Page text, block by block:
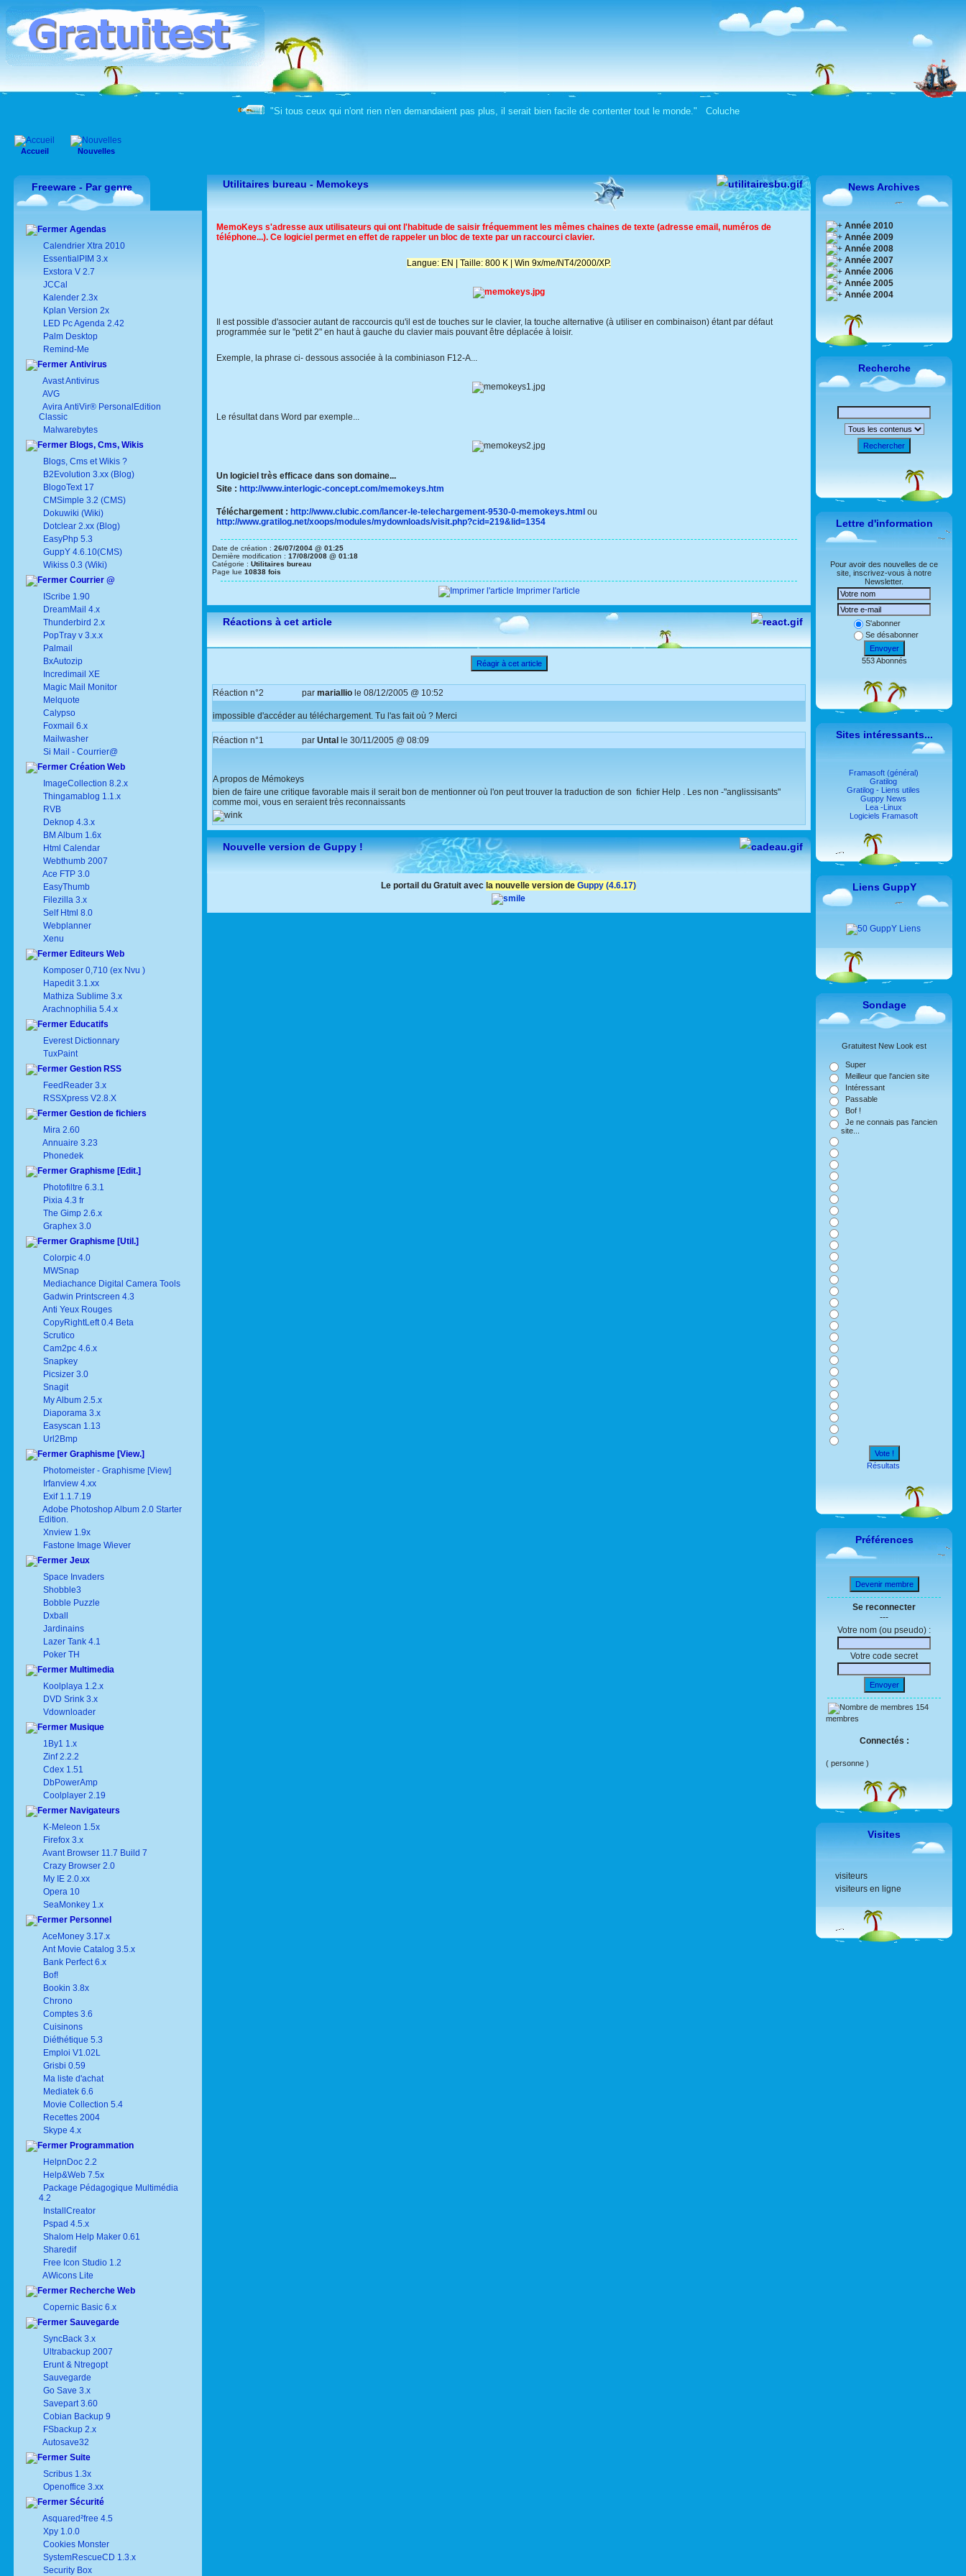
"Si tous ceux qui n'ont rien n'en demandaient pas plus, il serait bien facile de contenter tout le monde." Coluche
Accueil Nouvelles
Freeware - Par genre
Agendas
Calendrier Xtra 2010
EssentialPIM 3.x
Exstora V 2.7
JCCal
Kalender 2.3x
Kplan Version 2x
LED Pc Agenda 2.42
Palm Desktop
Remind-Me
Antivirus
Avast Antivirus
AVG
Avira AntiVir® PersonalEdition
Classic
Malwarebytes
Blogs, Cms, Wikis
Blogs, Cms et Wikis ?
B2Evolution 3.xx (Blog)
BlogoText 17
CMSimple 3.2 (CMS)
Dokuwiki (Wiki)
Dotclear 2.xx (Blog)
EasyPhp 5.3
GuppY 4.6.10(CMS)
Wikiss 0.3 (Wiki)
Courrier @
IScribe 1.90
DreamMail 4.x
Thunderbird 2.x
PopTray v 3.x.x
Palmail
BxAutozip
Incredimail XE
Magic Mail Monitor
Melquote
Calypso
Foxmail 6.x
Mailwasher
Si Mail - Courrier@
Création Web
ImageCollection 8.2.x
Thingamablog 1.1.x
RVB
Deknop 4.3.x
BM Album 1.6x
Html Calendar
Webthumb 2007
Ace FTP 3.0
EasyThumb
Filezilla 3.x
Self Html 8.0
Webplanner
Xenu
Editeurs Web
Komposer 0,710 (ex Nvu )
Hapedit 3.1.xx
Mathiza Sublime 3.x
Arachnophilia 5.4.x
Educatifs
Everest Dictionnary
TuxPaint
Gestion RSS
FeedReader 3.x
RSSXpress V2.8.X
Gestion de fichiers
Mira 2.60
Annuaire 3.23
Phonedek
Graphisme [Edit.]
Photofiltre 6.3.1
Pixia 4.3 fr
The Gimp 2.6.x
Graphex 3.0
Graphisme [Util.]
Colorpic 4.0
MWSnap
Mediachance Digital Camera Tools
Gadwin Printscreen 4.3
Anti Yeux Rouges
CopyRightLeft 0.4 Beta
Scrutico
Cam2pc 4.6.x
Snapkey
Picsizer 3.0
Snagit
My Album 2.5.x
Diaporama 3.x
Easyscan 1.13
Url2Bmp
Graphisme [View.]
Photomeister - Graphisme [View]
Irfanview 4.xx
Exif 1.1.7.19
Adobe Photoshop Album 2.0 Starter
Edition.
Xnview 1.9x
Fastone Image Wiever
Jeux
Space Invaders
Shobble3
Bobble Puzzle
Dxball
Jardinains
Lazer Tank 4.1
Poker TH
Multimedia
Koolplaya 1.2.x
DVD Srink 3.x
Vdownloader
Musique
1By1 1.x
Zinf 2.2.2
Cdex 1.51
DbPowerAmp
Coolplayer 2.19
Navigateurs
K-Meleon 1.5x
Firefox 3.x
Avant Browser 11.7 Build 7
Crazy Browser 2.0
My IE 2.0.xx
Opera 10
SeaMonkey 1.x
Personnel
AceMoney 3.17.x
Ant Movie Catalog 3.5.x
Bank Perfect 6.x
Bof!
Bookin 3.8x
Chrono
Comptes 3.6
Cuisinons
Diéthétique 5.3
Emploi V1.02L
Grisbi 0.59
Ma liste d'achat
Mediatek 6.6
Movie Collection 5.4
Recettes 2004
Skype 4.x
Programmation
HelpnDoc 2.2
Help&Web 7.5x
Package Pédagogique Multimédia
4.2
InstallCreator
Pspad 4.5.x
Shalom Help Maker 0.61
Sharedif
Free Icon Studio 1.2
AWicons Lite
Recherche Web
Copernic Basic 6.x
Sauvegarde
SyncBack 3.x
Ultrabackup 2007
Erunt & Ntregopt
Sauvegarde
Go Save 3.x
Savepart 3.60
Cobian Backup 9
FSbackup 2.x
Autosave32
Suite
Scribus 1.3x
Openoffice 3.xx
Sécurité
Asquared²free 4.5
Xpy 1.0.0
Cookies Monster
SystemRescueCD 1.3.x
Security Box
Utilitaires bureau - Memokeys
MemoKeys s'adresse aux utilisateurs qui ont l'habitude de saisir fréquemment les mêmes chaines de texte (adresse email, numéros de
téléphone...). Ce logiciel permet en effet de rappeler un bloc de texte par un raccourci clavier.
Langue: EN | Taille: 800 K | Win 9x/me/NT4/2000/XP.
Il est possible d'associer autant de raccourcis qu'il est de touches sur le clavier, la touche alternative (à utiliser en combinaison) étant par défaut
programmée sur le "petit 2" en haut à gauche du clavier mais pouvant être déplacée à loisir.
Exemple, la phrase ci- dessous associée à la combiniason F12-A...
Le résultat dans Word par exemple...
Un logiciel très efficace dans son domaine...
Site : http://www.interlogic-concept.com/memokeys.htm
Téléchargement : http://www.clubic.com/lancer-le-telechargement-9530-0-memokeys.html ou
http://www.gratilog.net/xoops/modules/mydownloads/visit.php?cid=219&lid=1354
Date de création : 26/07/2004 @ 01:25
Dernière modification : 17/08/2008 @ 01:18
Catégorie : Utilitaires bureau
Page lue 10838 fois
Imprimer l'article
Réactions à cet article
Réagir à cet article
Réaction n°2 par mariallio le 08/12/2005 @ 10:52
impossible d'accéder au téléchargement. Tu l'as fait où ? Merci
Réaction n°1 par Untal le 30/11/2005 @ 08:09
A propos de Mémokeys
bien de faire une critique favorable mais il serait bon de mentionner où l'on peut trouver la traduction de son fichier Help . Les non -"anglissisants"
comme moi, vous en seraient très reconnaissants
Nouvelle version de Guppy !
Le portail du Gratuit avec la nouvelle version de Guppy (4.6.17)
News Archives
Année 2010
Année 2009
Année 2008
Année 2007
Année 2006
Année 2005
Année 2004
Recherche
Rechercher
Lettre d'information
Pour avoir des nouvelles de ce
site, inscrivez-vous à notre
Newsletter.
S'abonner
Se désabonner
Envoyer
553 Abonnés
Sites intéressants...
Framasoft (général)
Gratilog
Gratilog - Liens utiles
Guppy News
Lea -Linux
Logiciels Framasoft
Liens GuppY
Sondage
Gratuitest New Look est
Super
Meilleur que l'ancien site
Intéressant
Passable
Bof !
Je ne connais pas l'ancien
site...
Vote !
Résultats
Préférences
Devenir membre
Se reconnecter
---
Votre nom (ou pseudo) :
Votre code secret
Envoyer
154
membres
Connectés :
( personne )
Visites
visiteurs
visiteurs en ligne